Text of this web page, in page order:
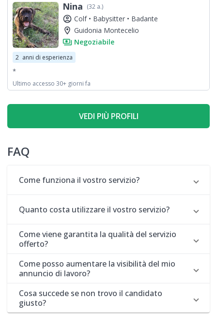
Nina (32 a.)
account_circle Colf • Babysitter • Badante
location_on Guidonia Montecelio
payments Negoziabile
2 anni di esperienza
*
Ultimo accesso 30+ giorni fa
VEDI PIÙ PROFILI
FAQ
Come funziona il vostro servizio?
Quanto costa utilizzare il vostro servizio?
Come viene garantita la qualità del servizio
offerto?
Come posso aumentare la visibilità del mio
annuncio di lavoro?
Cosa succede se non trovo il candidato
giusto?